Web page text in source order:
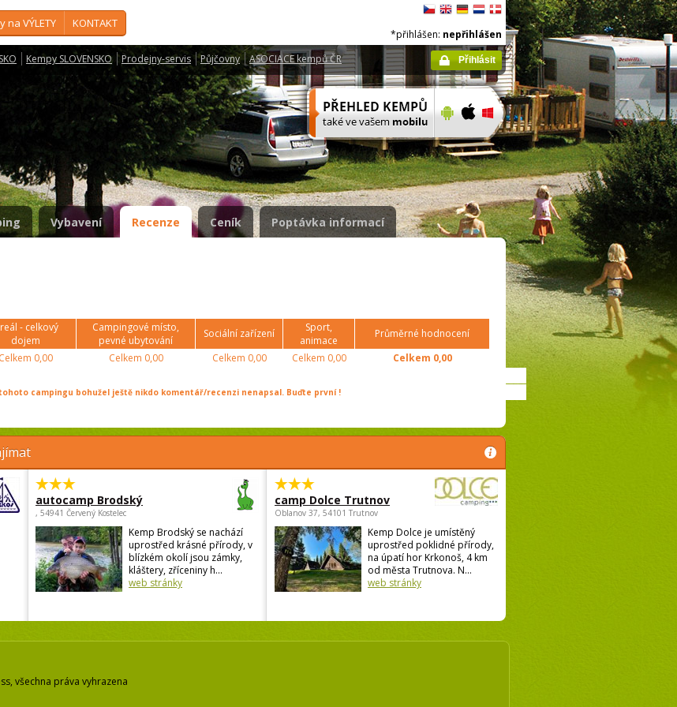
na VÝLETY KONTAKT
Kempy SLOVENSKO Prodejny-servis Půjčovny ASOCIACE kempů ČR
*přihlášen: nepřihlášen
Přihlásit
Vybavení Recenze Ceník Poptávka informací
- celkový
dojem
Campingové místo,
pevné ubytování
Sociální zařízení
Sport,
animace
Průměrné hodnocení
Celkem 0,00 Celkem 0,00 Celkem 0,00 Celkem 0,00 Celkem 0,00
campingu bohužel ještě nikdo komentář/recenzi nenapsal. Buďte první !
autocamp Brodský
, 54941 Červený Kostelec
Kemp Brodský se nachází
uprostřed krásné přírody, v
blízkém okolí jsou zámky,
kláštery, zříceniny h...
web stránky
camp Dolce Trutnov
Oblanov 37, 54101 Trutnov
Kemp Dolce je umístěný
uprostřed poklidné přírody,
na úpatí hor Krkonoš, 4 km
od města Trutnova. N...
web stránky
všechna práva vyhrazena